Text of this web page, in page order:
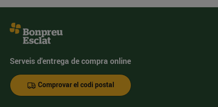
Serveis d'entrega de compra online
Comprovar el codi postal